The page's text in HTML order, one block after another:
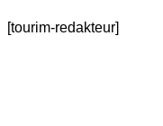
[tourim-redakteur]